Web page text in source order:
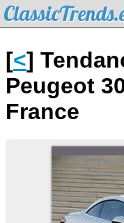
[<]
Peugeot
France